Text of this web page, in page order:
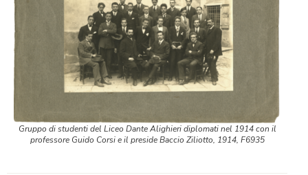
Gruppo di studenti del Liceo Dante Alighieri diplomati nel 1914 con il
professore Guido Corsi e il preside Baccio Ziliotto, 1914, F6935